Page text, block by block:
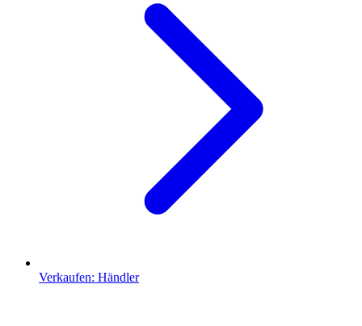
Verkaufen: Händler